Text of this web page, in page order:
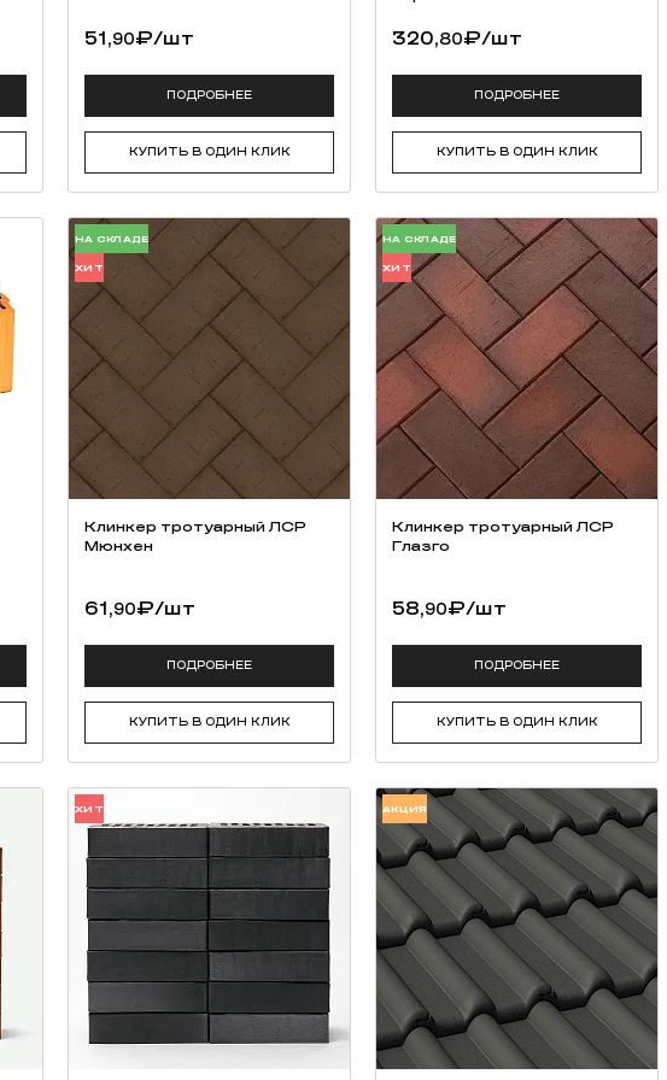
51,90₽/шт
ПОДРОБНЕЕ
КУПИТЬ В ОДИН КЛИК
320,80₽/шт
ПОДРОБНЕЕ
КУПИТЬ В ОДИН КЛИК
НА СКЛАДЕ
ХИТ
Клинкер тротуарный ЛСР
Мюнхен
61,90₽/шт
ПОДРОБНЕЕ
КУПИТЬ В ОДИН КЛИК
НА СКЛАДЕ
ХИТ
Клинкер тротуарный ЛСР
Глазго
58,90₽/шт
ПОДРОБНЕЕ
КУПИТЬ В ОДИН КЛИК
ХИТ АКЦИЯ